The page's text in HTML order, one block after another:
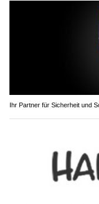
Ihr Partner für Sicherheit und